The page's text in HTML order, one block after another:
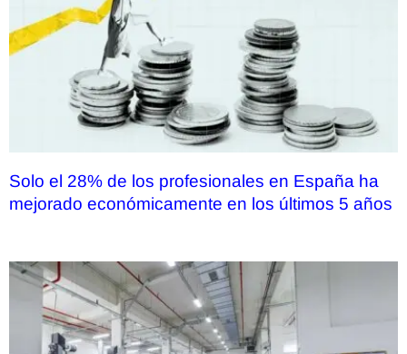
Solo el 28% de los profesionales en España ha
mejorado económicamente en los últimos 5 años